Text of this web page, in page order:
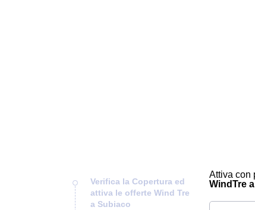
Verifica la Copertura ed
attiva le offerte Wind Tre
a Subiaco
Attiva con
WindTre